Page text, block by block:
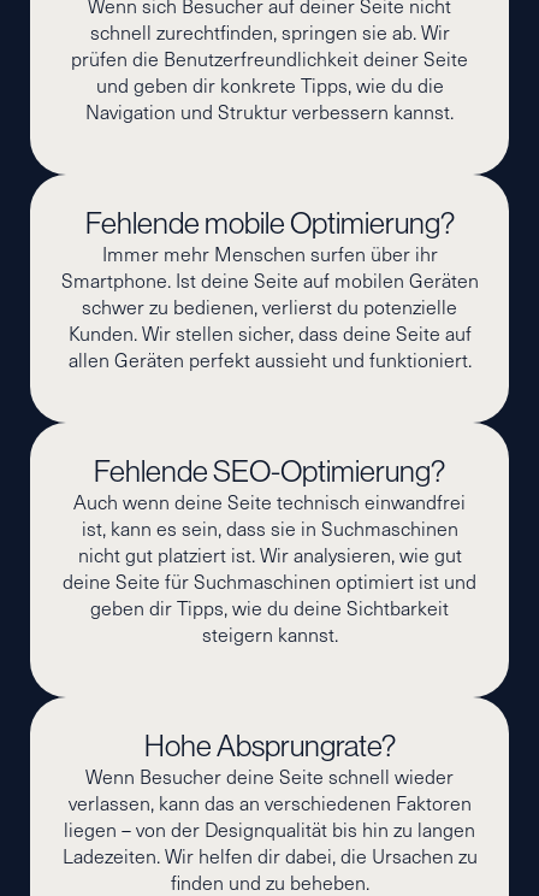
Wenn sich Besucher auf deiner Seite nicht
schnell zurechtfinden, springen sie ab. Wir
prüfen die Benutzerfreundlichkeit deiner Seite
und geben dir konkrete Tipps, wie du die
Navigation und Struktur verbessern kannst.
Fehlende mobile Optimierung?
Immer mehr Menschen surfen über ihr
Smartphone. Ist deine Seite auf mobilen Geräten
schwer zu bedienen, verlierst du potenzielle
Kunden. Wir stellen sicher, dass deine Seite auf
allen Geräten perfekt aussieht und funktioniert.
Fehlende SEO-Optimierung?
Auch wenn deine Seite technisch einwandfrei
ist, kann es sein, dass sie in Suchmaschinen
nicht gut platziert ist. Wir analysieren, wie gut
deine Seite für Suchmaschinen optimiert ist und
geben dir Tipps, wie du deine Sichtbarkeit
steigern kannst.
Hohe Absprungrate?
Wenn Besucher deine Seite schnell wieder
verlassen, kann das an verschiedenen Faktoren
liegen – von der Designqualität bis hin zu langen
Ladezeiten. Wir helfen dir dabei, die Ursachen zu
finden und zu beheben.